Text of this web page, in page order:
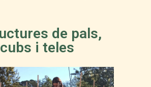
de pals,
cubs i teles